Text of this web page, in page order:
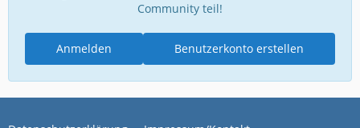
Community teil!
Benutzerkonto erstellen
Anmelden